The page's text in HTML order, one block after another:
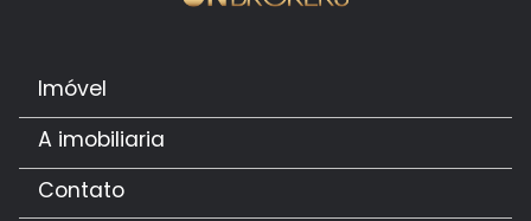
Imóvel
A imobiliaria
Contato